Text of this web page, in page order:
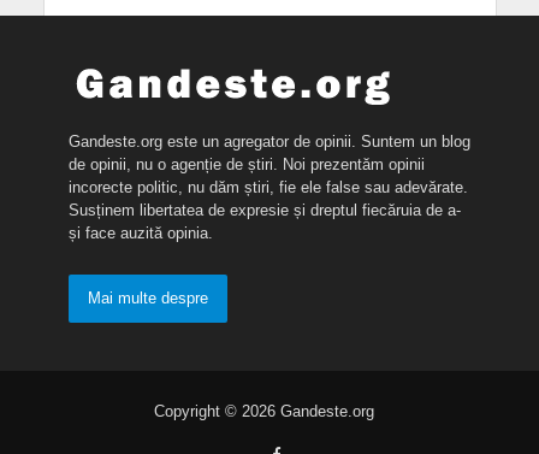
Gandeste.org este un agregator de opinii. Suntem un blog
de opinii, nu o agenție de știri. Noi prezentăm opinii
incorecte politic, nu dăm știri, fie ele false sau adevărate.
Susținem libertatea de expresie și dreptul fiecăruia de a-
și face auzită opinia.
Mai multe despre
Copyright © 2026 Gandeste.org